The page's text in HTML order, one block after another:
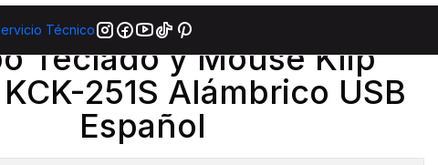
Técnico |
Teclado y Mouse Klip
251S Alámbrico USB
Español